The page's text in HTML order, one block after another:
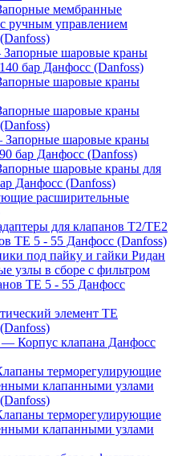
мембранные
ручным управлением
шаровые краны
бар Данфосс (Danfoss)
шаровые краны
шаровые краны
шаровые краны
бар Данфосс (Danfoss)
шаровые краны для
Данфосс (Danfoss)
расширительные
для клапанов T2/TE2
TE 5 - 55 Данфосс (Danfoss)
под пайку и гайки Ридан
узлы в сборе с фильтром
TE 5 - 55 Данфосс
элемент TE
Корпус клапана Данфосс
терморегулирующие
клапанными узлами
терморегулирующие
клапанными узлами